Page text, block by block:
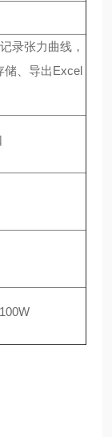
录张力曲线，
储、导出Excel
100W